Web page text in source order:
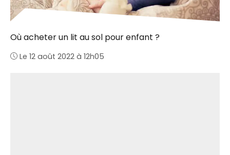
Où acheter un lit au sol pour enfant ?
Le 12 août 2022 à 12h05